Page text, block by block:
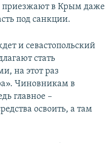
приезжают в Крым даже
под санкции.
и севастопольский
стать
на этот раз
Чиновникам в
главное –
освоить, а там